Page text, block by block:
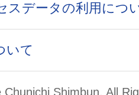
スデータの利用につ
いて
Shimbun, All